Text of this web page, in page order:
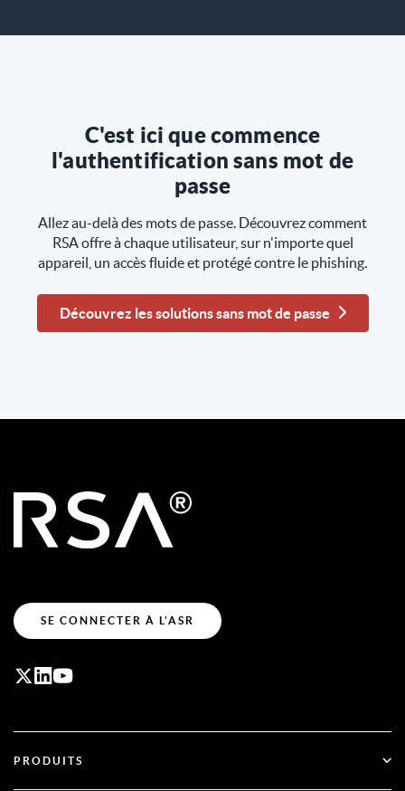
C'est ici que commence
l'authentification sans mot de
passe
Allez au-delà des mots de passe. Découvrez comment
RSA offre à chaque utilisateur, sur n'importe quel
appareil, un accès fluide et protégé contre le phishing.
Découvrez les solutions sans mot de passe
SE CONNECTER À L'ASR
PRODUITS